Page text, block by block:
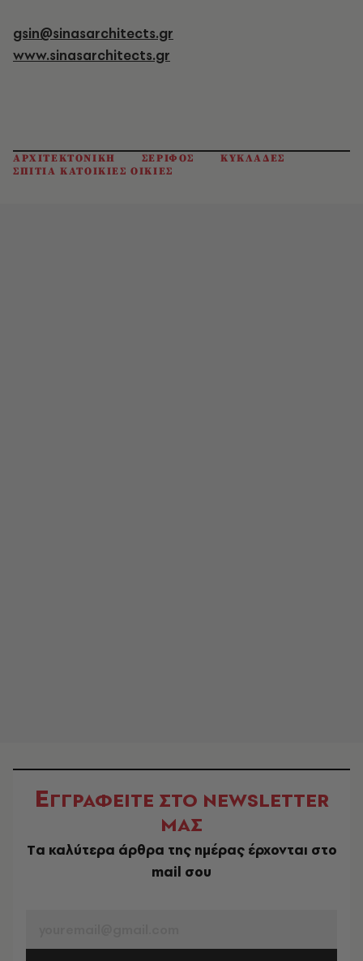
gsin@sinasarchitects.gr
www.sinasarchitects.gr
ΑΡΧΙΤΕΚΤΟΝΙΚΗ ΣΕΡΙΦΟΣ
ΚΥΚΛΑΔΕΣ
ΣΠΙΤΙΑ ΚΑΤΟΙΚΙΕΣ ΟΙΚΙΕΣ
ΕΓΓΡΑΦΕΙΤΕ ΣΤΟ NEWSLETTER
ΜΑΣ
Tα καλύτερα άρθρα της ημέρας έρχονται στο
mail σου